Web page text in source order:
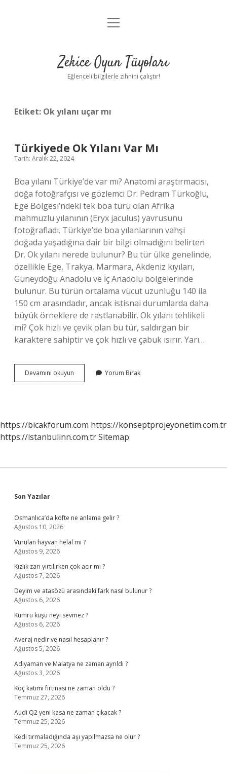
Anasayfa
Yasal Uyarı
menüyü
Zekice Oyun Tüyoları
Eğlenceli bilgilerle zihnini çalıştır!
Etiket: Ok yılanı uçar mı
Türkiyede Ok Yılanı Var Mı
Tarih: Aralık 22, 2024
Boa yılanı Türkiye’de var mı? Anatomi araştırmacısı,
doğa fotoğrafçısı ve gözlemci Dr. Pedram Türkoğlu,
Ege Bölgesi’ndeki tek boa türü olan Afrika
mahmuzlu yılanının (Eryx jaculus) yavrusunu
fotoğrafladı. Türkiye’de boa yılanlarının vahşi
doğada yaşadığına dair bir bilgi olmadığını belirten
Dr. Ok yılanı nerede bulunur? Bu tür ülke genelinde,
özellikle Ege, Trakya, Marmara, Akdeniz kıyıları,
Güneydoğu Anadolu ve İç Anadolu bölgelerinde
bulunur. Bu türün ortalama vücut uzunluğu 140 ila
150 cm arasındadır, ancak istisnai durumlarda daha
büyük örneklere de rastlanabilir. Ok yılanı tehlikeli
mi? Çok hızlı ve çevik olan bu tür, saldırgan bir
karaktere sahiptir ve çok hızlı ve çabuk ısırır. Yarı…
Devamını okuyun Türkiyede
Ok
Yorum Bırak
https://bicakforum.com https://konseptprojeyonetim.com.tr
https://istanbulinn.com.trSitemap
Sidebar
Son Yazılar
Osmanlıca’da köfte ne anlama gelir ?
Ağustos 10, 2026
Vurulan hayvan helal mi ?
Ağustos 9, 2026
Kızlık zarı yırtılırken çok acır mı ?
Ağustos 7, 2026
Deyim ve atasözü arasındaki fark nasıl bulunur ?
Ağustos 6, 2026
Kumru kuşu neyi sevmez ?
Ağustos 6, 2026
Averaj nedir ve nasıl hesaplanır ?
Ağustos 5, 2026
Adıyaman ve Malatya ne zaman ayrıldı ?
Ağustos 3, 2026
Koç katımı fırtınası ne zaman oldu ?
Temmuz 27, 2026
Audi Q2 yeni kasa ne zaman çıkacak ?
Temmuz 25, 2026
Kedi tırmaladığında aşı yapılmazsa ne olur ?
Temmuz 25, 2026